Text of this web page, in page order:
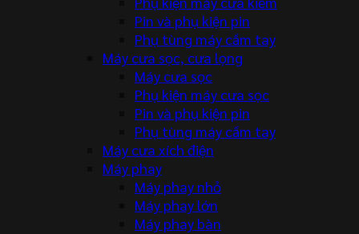
Pin và phụ kiện pin
Phụ tùng máy cầm tay
Máy cưa sọc, cưa lọng
Máy cưa sọc
Phụ kiện máy cưa sọc
Pin và phụ kiện pin
Phụ tùng máy cầm tay
Máy cưa xích điện
Máy phay
Máy phay nhỏ
Máy phay lớn
Máy phay bàn